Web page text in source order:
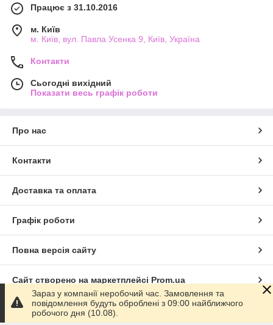
відповідати вашим потребам та уподобанням. Вони можуть
бути використані для створення затишної та теплої
атмосфери в будь-якому приміщенні, від вітальні та спальні
до кухні та ванної кімнати.
Наші елементи декору також є чудовим подарунком для
друзів та близьких. Вони можуть використовуватися для
створення настрою та доповнення загального інтер'єру.
Оберіть наш декор, щоб створити затишну та стильну
яка буде радувати вас та ваших близьких на протязі багатьох
років.
Працює з 31.10.2016
м. Київ
м. Київ, вул. Павла Усенка 9, Київ, Україна
Контакти
Сьогодні вихідний
Показати весь графік роботи
Про нас
Контакти
Доставка та оплата
Графік роботи
Повна версія сайту
Сайт створено на маркетплейсі Prom.ua
Політика конфіденційності
Зараз у компанії неробочий час. Замовлення та
повідомлення будуть оброблені з 09:00 найближчого
робочого дня (10.08).